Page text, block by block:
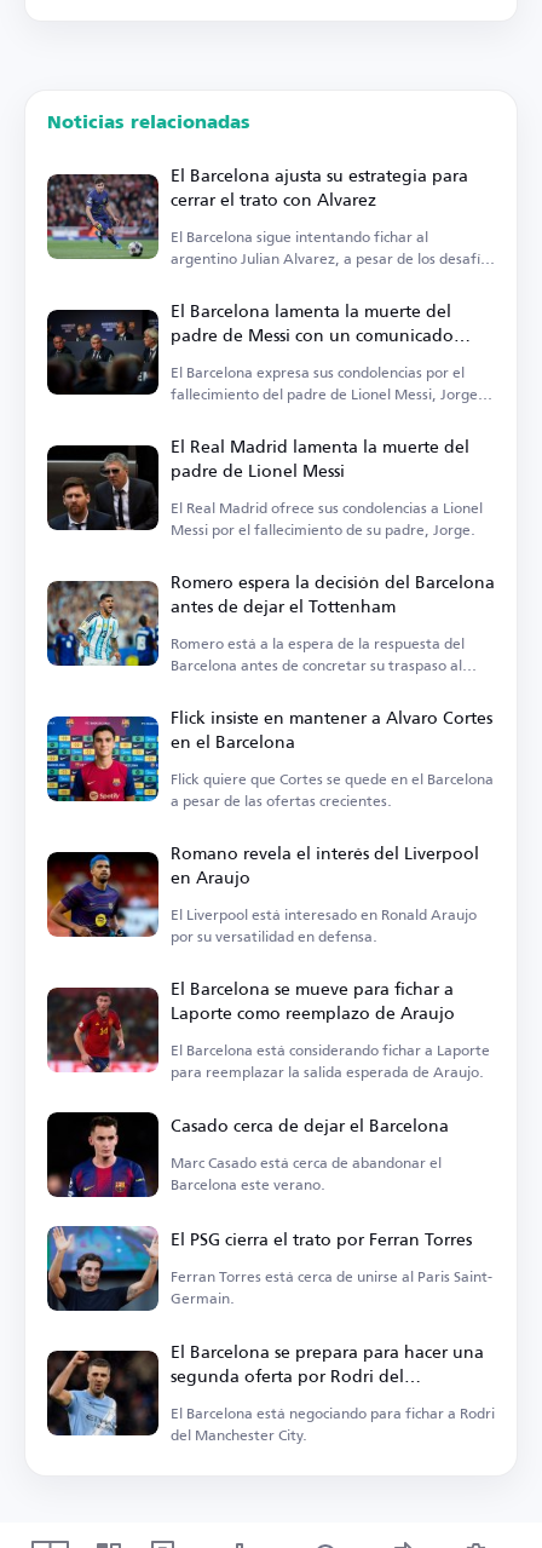
Noticias relacionadas
El Barcelona ajusta su estrategia para
cerrar el trato con Alvarez
El Barcelona sigue intentando fichar al
argentino Julian Alvarez, a pesar de los desafíos
El Barcelona lamenta la muerte del
padre de Messi con un comunicado
oficial
El Barcelona expresa sus condolencias por el
fallecimiento del padre de Lionel Messi, Jorge
El Real Madrid lamenta la muerte del
padre de Lionel Messi
El Real Madrid ofrece sus condolencias a Lionel
Messi por el fallecimiento de su padre, Jorge.
Romero espera la decisión del Barcelona
antes de dejar el Tottenham
Romero está a la espera de la respuesta del
Barcelona antes de concretar su traspaso al
Flick insiste en mantener a Alvaro Cortes
en el Barcelona
Flick quiere que Cortes se quede en el Barcelona
a pesar de las ofertas crecientes.
Romano revela el interés del Liverpool
en Araujo
El Liverpool está interesado en Ronald Araujo
por su versatilidad en defensa.
El Barcelona se mueve para fichar a
Laporte como reemplazo de Araujo
El Barcelona está considerando fichar a Laporte
para reemplazar la salida esperada de Araujo.
Casado cerca de dejar el Barcelona
Marc Casado está cerca de abandonar el
Barcelona este verano.
El PSG cierra el trato por Ferran Torres
Ferran Torres está cerca de unirse al Paris Saint-
Germain.
El Barcelona se prepara para hacer una
segunda oferta por Rodri del
Manchester City
El Barcelona está negociando para fichar a Rodri
del Manchester City.